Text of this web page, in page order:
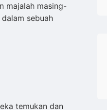
majalah masing-
sebuah
temukan dan